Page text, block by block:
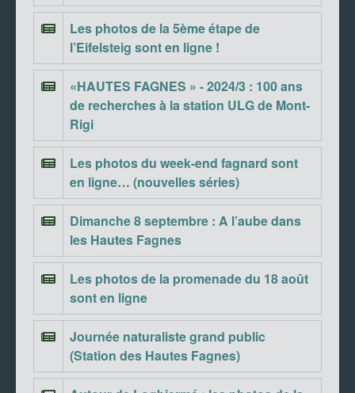
Les photos de la 5ème étape de
l’Eifelsteig sont en ligne !
«HAUTES FAGNES » - 2024/3 : 100 ans
de recherches à la station ULG de Mont-
Rigi
Les photos du week-end fagnard sont
en ligne… (nouvelles séries)
Dimanche 8 septembre : A l’aube dans
les Hautes Fagnes
Les photos de la promenade du 18 août
sont en ligne
Journée naturaliste grand public
(Station des Hautes Fagnes)